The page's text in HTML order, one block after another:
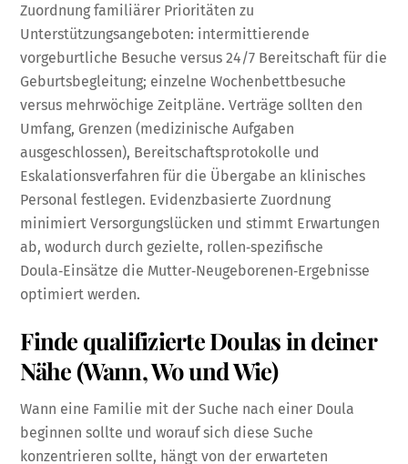
Zuordnung familiärer Prioritäten zu
Unterstützungsangeboten: intermittierende
vorgeburtliche Besuche versus 24/7 Bereitschaft für die
Geburtsbegleitung; einzelne Wochenbettbesuche
versus mehrwöchige Zeitpläne. Verträge sollten den
Umfang, Grenzen (medizinische Aufgaben
ausgeschlossen), Bereitschaftsprotokolle und
Eskalationsverfahren für die Übergabe an klinisches
Personal festlegen. Evidenzbasierte Zuordnung
minimiert Versorgungslücken und stimmt Erwartungen
ab, wodurch durch gezielte, rollen‑spezifische
Doula‑Einsätze die Mutter‑Neugeborenen‑Ergebnisse
optimiert werden.
Finde qualifizierte Doulas in deiner
Nähe (Wann, Wo und Wie)
Wann eine Familie mit der Suche nach einer Doula
beginnen sollte und worauf sich diese Suche
konzentrieren sollte, hängt von der erwarteten